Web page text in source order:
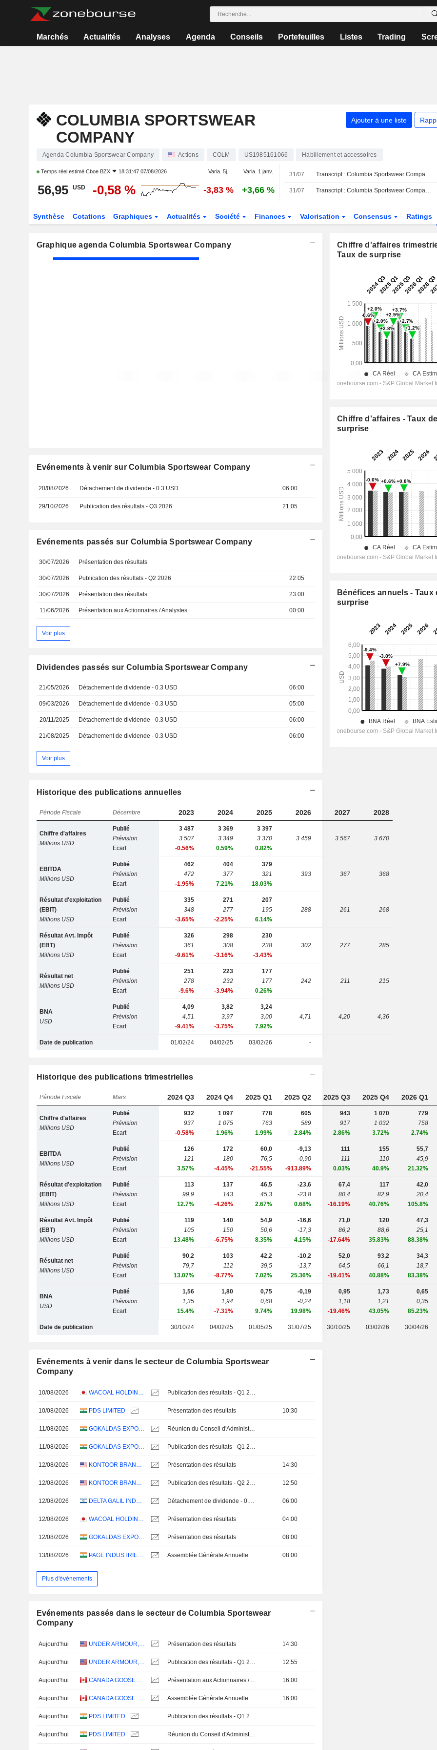
Marchés Actualités Analyses Agenda Conseils Portefeuilles Listes Trading
COLUMBIA SPORTSWEAR
COMPANY
Ajouter à une liste
Agenda Columbia Sportswear Company Actions COLM US1985161066 Habillement et accessoires
Temps réel estimé Cboe BZX 18:31:47 07/08/2026 Varia. 5j. Varia. 1 janv.
56,95 USD -0,58 % -3,83 % +3,66 %
31/07 Transcript : Columbia Sportswear Company, Q2 2026 Pre Recorded Earnings Call, Jul 30, 2026
31/07 Transcript : Columbia Sportswear Company, Q2 2026 Earnings Call, Jul 30, 2026
Synthèse Cotations Graphiques Actualités Société Finances Valorisation Consensus Ratings
Graphique agenda Columbia Sportswear Company
Evénements à venir sur Columbia Sportswear Company
20/08/2026 Détachement de dividende - 0.3 USD 06:00
29/10/2026 Publication des résultats - Q3 2026 21:05
Evénements passés sur Columbia Sportswear Company
30/07/2026 Présentation des résultats
30/07/2026 Publication des résultats - Q2 2026 22:05
30/07/2026 Présentation des résultats 23:00
11/06/2026 Présentation aux Actionnaires / Analystes 00:00
Voir plus
Dividendes passés sur Columbia Sportswear Company
21/05/2026 Détachement de dividende - 0.3 USD 06:00
09/03/2026 Détachement de dividende - 0.3 USD 05:00
20/11/2025 Détachement de dividende - 0.3 USD 06:00
21/08/2025 Détachement de dividende - 0.3 USD 06:00
Voir plus
Historique des publications annuelles
Période Fiscale Décembre 2023 2024 2025 2026 2027 2028
Chiffre d'affaires
Millions USD
Publié
Prévision
Ecart
3 487
3 507
-0.56%
3 369
3 349
0.59%
3 397
3 370
0.82%
3 459 3 567 3 670
EBITDA
Millions USD
Publié
Prévision
Ecart
462
472
-1.95%
404
377
7.21%
379
321
18.03%
393 367 368
Résultat d'exploitation
(EBIT)
Millions USD
Publié
Prévision
Ecart
335
348
-3.65%
271
277
-2.25%
207
195
6.14%
288 261 268
Résultat Avt. Impôt
(EBT)
Millions USD
Publié
Prévision
Ecart
326
361
-9.61%
298
308
-3.16%
230
238
-3.43%
302 277 285
Résultat net
Millions USD
Publié
Prévision
Ecart
251
278
-9.6%
223
232
-3.94%
177
177
0.26%
242 211 215
BNA
USD
Publié
Prévision
Ecart
4,09
4,51
-9.41%
3,82
3,97
-3.75%
3,24
3,00
7.92%
4,71 4,20 4,36
Date de publication 01/02/24 04/02/25 03/02/26 -
Historique des publications trimestrielles
Période Fiscale Mars 2024 Q3 2024 Q4 2025 Q1 2025 Q2 2025 Q3 2025 Q4 2026 Q1
Chiffre d'affaires
Millions USD
Publié
Prévision
Ecart
932
937
-0.58%
1 097
1 075
1.96%
778
763
1.99%
605
589
2.84%
943
917
2.86%
1 070
1 032
3.72%
779
758
2.74%
EBITDA
Millions USD
Publié
Prévision
Ecart
126
121
3.57%
172
180
-4.45%
60,0
76,5
-21.55%
-9,13
-0,90
-913.89%
111
111
0.03%
155
110
40.9%
55,7
45,9
21.32%
Résultat d'exploitation
(EBIT)
Millions USD
Publié
Prévision
Ecart
113
99,9
12.7%
137
143
-4.26%
46,5
45,3
2.67%
-23,6
-23,8
0.68%
67,4
80,4
-16.19%
117
82,9
40.76%
42,0
20,4
105.8%
Résultat Avt. Impôt
(EBT)
Millions USD
Publié
Prévision
Ecart
119
105
13.48%
140
150
-6.75%
54,9
50,6
8.35%
-16,6
-17,3
4.15%
71,0
86,2
-17.64%
120
88,6
35.83%
47,3
25,1
88.38%
Résultat net
Millions USD
Publié
Prévision
Ecart
90,2
79,7
13.07%
103
112
-8.77%
42,2
39,5
7.02%
-10,2
-13,7
25.36%
52,0
64,5
-19.41%
93,2
66,1
40.88%
34,3
18,7
83.38%
BNA
USD
Publié
Prévision
Ecart
1,56
1,35
15.4%
1,80
1,94
-7.31%
0,75
0,68
9.74%
-0,19
-0,24
19.98%
0,95
1,18
-19.46%
1,73
1,21
43.05%
0,65
0,35
85.23%
Date de publication 30/10/24 04/02/25 01/05/25 31/07/25 30/10/25 03/02/26 30/04/26
Evénements à venir dans le secteur de Columbia Sportswear
Company
10/08/2026 WACOAL HOLDINGS CORP. Publication des résultats - Q1 2027
10/08/2026 PDS LIMITED Présentation des résultats 10:30
11/08/2026 GOKALDAS EXPORTS LIMITED Réunion du Conseil d'Administration
11/08/2026 GOKALDAS EXPORTS LIMITED Publication des résultats - Q1 2027
12/08/2026 KONTOOR BRANDS, INC. Présentation des résultats 14:30
12/08/2026 KONTOOR BRANDS, INC. Publication des résultats - Q2 2026 12:50
12/08/2026 DELTA GALIL INDUSTRIES LTD. Détachement de dividende - 0.305 ILa 06:00
12/08/2026 WACOAL HOLDINGS CORP. Présentation des résultats 04:00
12/08/2026 GOKALDAS EXPORTS LIMITED Présentation des résultats 08:00
13/08/2026 PAGE INDUSTRIES LIMITED Assemblée Générale Annuelle 08:00
Plus d'événements
Evénements passés dans le secteur de Columbia Sportswear
Company
Aujourd'hui Présentation des résultats 14:30
Aujourd'hui 12:55
Aujourd'hui 16:00
Aujourd'hui Assemblée Générale Annuelle 16:00
Aujourd'hui PDS LIMITED
Aujourd'hui PDS LIMITED
Chiffre d'affaires
Taux de surprise
Chiffre d'affaires - Taux de
surprise
Bénéfices annuels - Taux
surprise